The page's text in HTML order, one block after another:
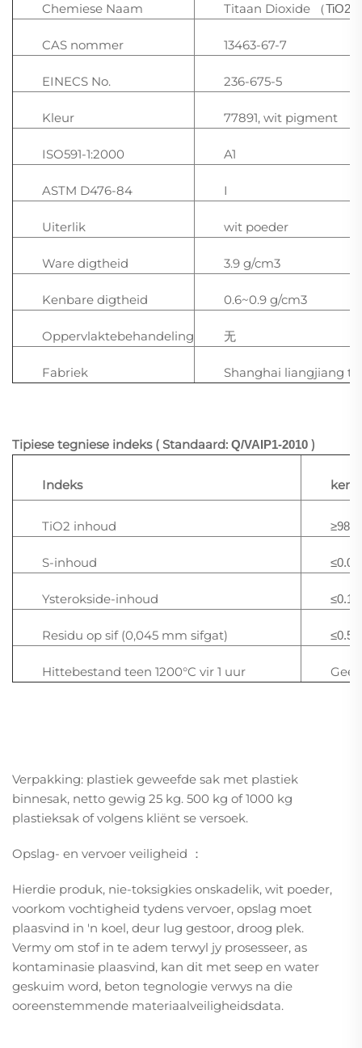
Chemiese Naam Titaan Dioxide （TiO2
CAS nommer 13463-67-7
EINECS No. 236-675-5
Kleur 77891, wit pigment
ISO591-1:2000 A1
ASTM D476-84 I
Uiterlik wit poeder
Ware digtheid 3.9 g/cm3
Kenbare digtheid 0.6~0.9 g/cm3
Oppervlaktebehandeling 无
Fabriek Shanghai liangjiang
Tipiese tegniese indeks ( Standaard: Q/VAIP1-2010 )
Indeks
TiO2 inhoud ≥98
S-inhoud ≤0.06
Ysterokside-inhoud ≤0.1
Residu op sif (0,045 mm sifgat) ≤0.5
Hittebestand teen 1200°C vir 1 uur
Verpakking: plastiek geweefde sak met plastiek
binnesak, netto gewig 25 kg. 500 kg of 1000 kg
plastieksak of volgens kliënt se versoek.
Opslag- en vervoer veiligheid ：
Hierdie produk, nie-toksigkies onskadelik, wit poeder,
voorkom vochtigheid tydens vervoer, opslag moet
plaasvind in 'n koel, deur lug gestoor, droog plek.
Vermy om stof in te adem terwyl jy prosesseer, as
kontaminasie plaasvind, kan dit met seep en water
geskuim word, beton tegnologie verwys na die
ooreenstemmende materiaalveiligheidsdata.